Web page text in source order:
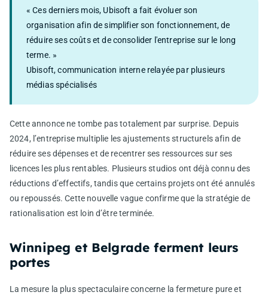
« Ces derniers mois, Ubisoft a fait évoluer son
organisation afin de simplifier son fonctionnement, de
réduire ses coûts et de consolider l'entreprise sur le long
terme. »
Ubisoft, communication interne relayée par plusieurs
médias spécialisés
Cette annonce ne tombe pas totalement par surprise. Depuis
2024, l’entreprise multiplie les ajustements structurels afin de
réduire ses dépenses et de recentrer ses ressources sur ses
licences les plus rentables. Plusieurs studios ont déjà connu des
réductions d’effectifs, tandis que certains projets ont été annulés
ou repoussés. Cette nouvelle vague confirme que la stratégie de
rationalisation est loin d’être terminée.
Winnipeg et Belgrade ferment leurs
portes
La mesure la plus spectaculaire concerne la fermeture pure et